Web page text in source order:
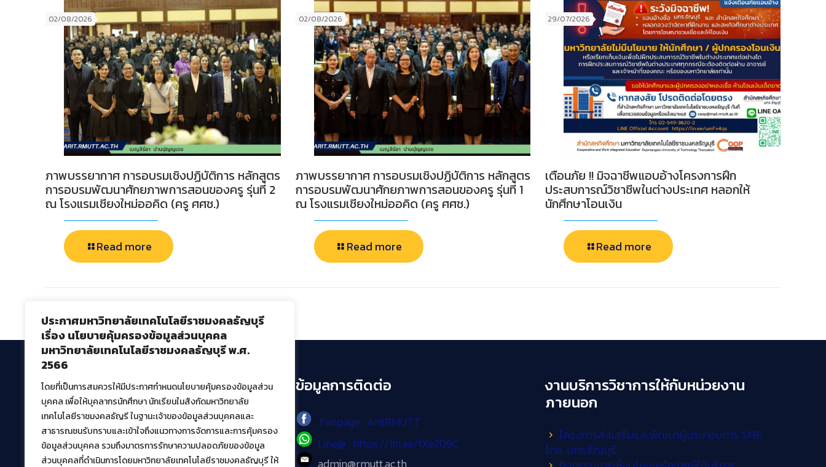
ประกาศมหาวิทยาลัยเทคโนโลยีราชมงคลธัญบุรี
เรื่อง นโยบายคุ้มครองข้อมูลส่วนบุคคล
มหาวิทยาลัยเทคโนโลยีราชมงคลธัญบุรี พ.ศ.
2566
โดยที่เป็นการสมควรให้มีประกาศกำหนดนโยบายคุ้มครองข้อมูลส่วน
บุคคล เพื่อให้บุคลากรนักศึกษา นักเรียนในสังกัดมหาวิทยาลัย
เทคโนโลยีราชมงคลธัญรี ในฐานะเจ้าของข้อมูลส่วนบุคคลและ
สาธารณชนรับทราบและเข้าใจถึงแนวทางการจัดการและการคุ้มครอง
ข้อมูลส่วนบุคคล รวมถึงมาตรการรักษาความปลอดภัยของข้อมูล
ส่วนบุคคลที่ดำเนินการโดยมหาวิทยาลัยเทคโนโลยีราชมงคลธัญบุรี ให้
02/08/2026
ภาพบรรยากาศ การอบรมเชิงปฏิบัติการ หลักสูตร
การอบรมพัฒนาศักยภาพการสอนของครู รุ่นที่ 2
ณ โรงแรมเชียงใหม่ออคิด (ครู ศศช.)
Read more
02/08/2026
ภาพบรรยากาศ การอบรมเชิงปฏิบัติการ หลักสูตร
การอบรมพัฒนาศักยภาพการสอนของครู รุ่นที่ 1
ณ โรงแรมเชียงใหม่ออคิด (ครู ศศช.)
Read more
29/07/2026
เตือนภัย !! มิจฉาชีพแอบอ้างโครงการฝึก
ประสบการณ์วิชาชีพในต่างประเทศ หลอกให้
นักศึกษาโอนเงิน
Read more
สำนักวิทยบริการและเทคโนโลยีสารสนเทศ
มหาวิทยาลัยเทคโนโลยีราชมงคลธัญบุรี
39 หมู่ที่ 1 ตำบลคลองหก อำเภอคลองหลวง จังหวัด
ปทุมธานี 12120
เผยแพร่ข้อมูลโดย.บุคลากร สวส.
ข้อมูลการติดต่อ
Fanpage : AritRMUTT
Line@ : https://lin.ee/tXe209C
งานบริการวิชาการให้กับหน่วยงาน
ภายนอก
โครงการส่งเสริมและพัฒนาผู้ประกอบการ SME
โดย. มทร.ธัญบุรี